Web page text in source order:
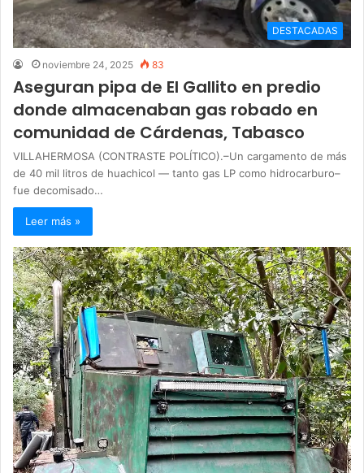
DESTACADAS
noviembre 24, 2025 83
Aseguran pipa de El Gallito en predio
donde almacenaban gas robado en
comunidad de Cárdenas, Tabasco
VILLAHERMOSA (CONTRASTE POLÍTICO).–Un cargamento de más
de 40 mil litros de huachicol — tanto gas LP como hidrocarburo–
fue decomisado…
Leer más »